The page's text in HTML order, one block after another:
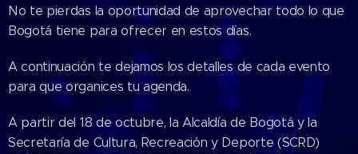
No te pierdas la oportunidad de aprovechar todo lo que
Bogotá tiene para ofrecer en estos días.
A continuación te dejamos los detalles de cada evento
para que organices tu agenda.
A partir del 18 de octubre, la Alcaldía de Bogotá y la
Secretaría de Cultura, Recreación y Deporte (SCRD)